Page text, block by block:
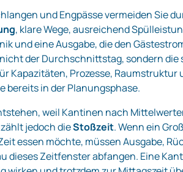
und Engpässe vermeiden Sie
, klare Wege, ausreichend
und eine Ausgabe, die den
der Durchschnittstag, sondern die
Kapazitäten, Prozesse, Raumstruktur
bereits in der Planungsphase.
weil Kantinen nach
jedoch dieStoßzeit. Wenn ein
essen möchte, müssen Ausgabe,
dieses Zeitfenster abfangen. Eine